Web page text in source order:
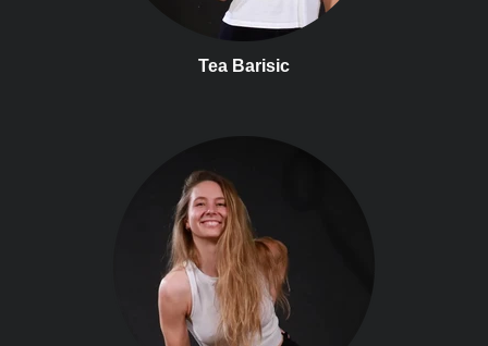
Tea Barisic